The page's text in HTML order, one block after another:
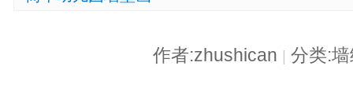
作者:zhushican 分类: